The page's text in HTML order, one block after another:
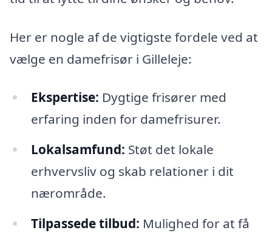
Her er nogle af de vigtigste fordele ved at
vælge en damefrisør i Gilleleje:
Ekspertise: Dygtige frisører med
erfaring inden for damefrisurer.
Lokalsamfund: Støt det lokale
erhvervsliv og skab relationer i dit
nærområde.
Tilpassede tilbud: Mulighed for at få